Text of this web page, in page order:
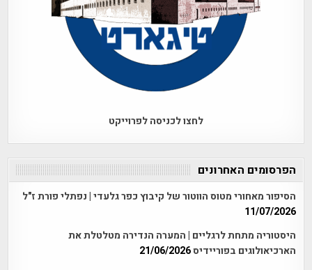
לחצו לכניסה לפרוייקט
הפרסומים האחרונים
הסיפור מאחורי מטוס הווטור של קיבוץ כפר גלעדי | נפתלי פורת ז"ל
11/07/2026
היסטוריה מתחת לרגליים | המערה הנדירה מטלטלת את
הארכיאולוגים בפוריידיס21/06/2026